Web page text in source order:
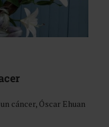
cáncer, Óscar Ehuan